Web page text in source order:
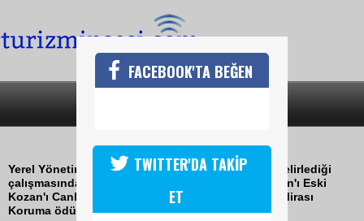
BAŞKAN ÖZGANA ÖDÜL
Yerel Yönetimler Dergisi Yılın Yerel yöneticilerini belirlediği
çalışmasında Kozan Belediye Başkanı Kazım Özgan'ı Eski
Kozan'ı Canlandırma Projesi ile Tarihi ve Kültürel Mirası
Koruma ödülüne layık gördü.
FACEBOOK'TA BEĞEN
TWITTER'DA TAKİP
ET